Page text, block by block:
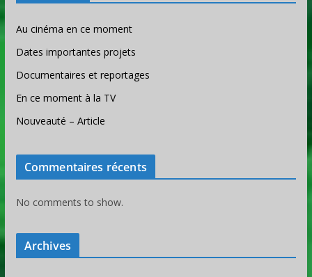
Au cinéma en ce moment
Dates importantes projets
Documentaires et reportages
En ce moment à la TV
Nouveauté – Article
Commentaires récents
No comments to show.
Archives